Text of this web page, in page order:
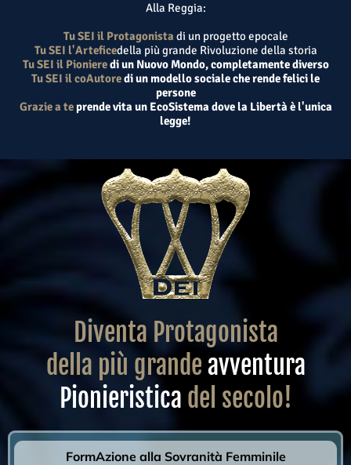
Alla Reggia:
Tu SEI il Protagonista di un progetto epocale
Tu SEI l'Arteficedella più grande Rivoluzione della storia
Tu SEI il Pionieredi un Nuovo Mondo, completamente diverso
Tu SEI il coAutoredi un modello sociale che rende felici le
persone
Grazie a te prende vita un EcoSistema dove la Libertà è l'unica
legge!
Diventa Protagonista
della più grande avventura
Pionieristica del secolo!
FormAzione alla Sovranità Femminile